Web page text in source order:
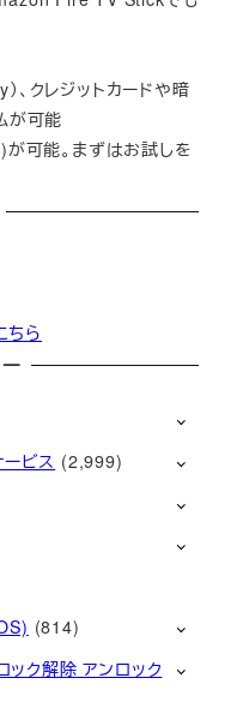
、クレジットカードや暗
が可能
可能。まずはお試しを
ちら
ビス (2,999)
(814)
ク解除 アンロック